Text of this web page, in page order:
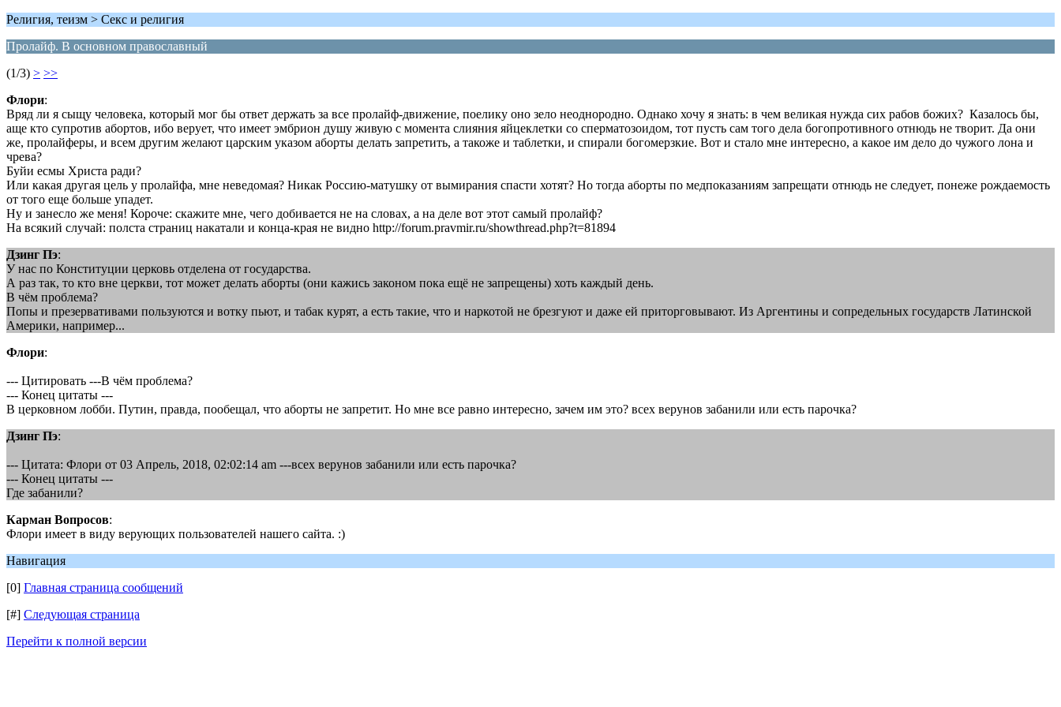
Религия, теизм > Секс и религия
Пролайф. В основном православный
(1/3) > >>
Флори:
Вряд ли я сыщу человека, который мог бы ответ держать за все пролайф-движение, поелику оно зело неоднородно. Однако хочу я знать: в чем великая нужда сих рабов божих? Казалось бы,
аще кто супротив абортов, ибо верует, что имеет эмбрион душу живую с момента слияния яйцеклетки со сперматозоидом, тот пусть сам того дела богопротивного отнюдь не творит. Да они
же, пролайферы, и всем другим желают царским указом аборты делать запретить, а такоже и таблетки, и спирали богомерзкие. Вот и стало мне интересно, а какое им дело до чужого лона и
чрева?
Буйи есмы Христа ради?
Или какая другая цель у пролайфа, мне неведомая? Никак Россию-матушку от вымирания спасти хотят? Но тогда аборты по медпоказаниям запрещати отнюдь не следует, понеже рождаемость
от того еще больше упадет.
Ну и занесло же меня! Короче: скажите мне, чего добивается не на словах, а на деле вот этот самый пролайф?
На всякий случай: полста страниц накатали и конца-края не видно http://forum.pravmir.ru/showthread.php?t=81894
Дзинг Пэ:
У нас по Конституции церковь отделена от государства.
А раз так, то кто вне церкви, тот может делать аборты (они кажись законом пока ещё не запрещены) хоть каждый день.
В чём проблема?
Попы и презервативами пользуются и вотку пьют, и табак курят, а есть такие, что и наркотой не брезгуют и даже ей приторговывают. Из Аргентины и сопредельных государств Латинской
Америки, например...
Флори:
--- Цитировать ---В чём проблема?
--- Конец цитаты ---
В церковном лобби. Путин, правда, пообещал, что аборты не запретит. Но мне все равно интересно, зачем им это? всех верунов забанили или есть парочка?
Дзинг Пэ:
--- Цитата: Флори от 03 Апрель, 2018, 02:02:14 am ---всех верунов забанили или есть парочка?
--- Конец цитаты ---
Где забанили?
Карман Вопросов:
Флори имеет в виду верующих пользователей нашего сайта. :)
Навигация
[0] Главная страница сообщений
[#] Следующая страница
Перейти к полной версии